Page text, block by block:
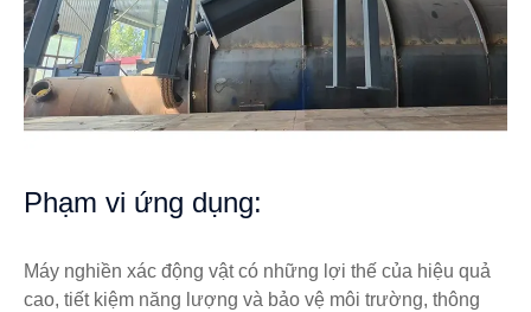
Phạm vi ứng dụng:
Máy nghiền xác động vật có những lợi thế của hiệu quả
cao, tiết kiệm năng lượng và bảo vệ môi trường, thông